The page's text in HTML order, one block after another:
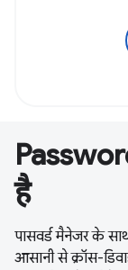
है
पासवर्ड मैनेजर के
आसानी से क्रॉस-